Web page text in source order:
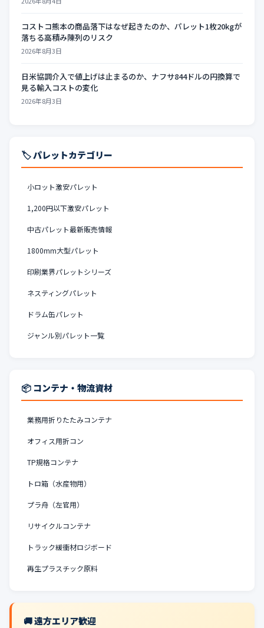
コストコ熊本の商品落下はなぜ起きたのか、パレット1枚20kgが
落ちる高積み陳列のリスク
2026年8月3日
日米協調介入で値上げは止まるのか、ナフサ844ドルの円換算で
見る輸入コストの変化
2026年8月3日
🏷️ パレットカテゴリー
小ロット激安パレット
1,200円以下激安パレット
中古パレット最新販売情報
1800mm大型パレット
印刷業界パレットシリーズ
ネスティングパレット
ドラム缶パレット
ジャンル別パレット一覧
📦 コンテナ・物流資材
業務用折りたたみコンテナ
オフィス用折コン
TP規格コンテナ
トロ箱（水産物用）
プラ舟（左官用）
リサイクルコンテナ
トラック緩衝材ロジボード
再生プラスチック原料
🚚 遠方エリア歓迎